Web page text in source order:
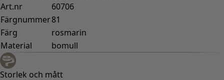
Art.nr
60706
Färgnummer81
Färg
rosmarin
Material
bomull
Storlek och mått